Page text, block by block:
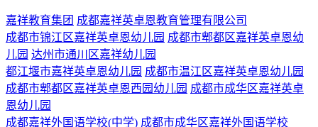
嘉祥教育集团 成都嘉祥英卓恩教育管理有限公司
成都市锦江区嘉祥英卓恩幼儿园 成都市郫都区嘉祥英卓恩幼
儿园 达州市通川区嘉祥幼儿园
都江堰市嘉祥英卓恩幼儿园 成都市温江区嘉祥英卓恩幼儿园
成都市郫都区嘉祥英卓恩西园幼儿园 成都市成华区嘉祥英卓
恩幼儿园
成都嘉祥外国语学校(中学) 成都市成华区嘉祥外国语学校